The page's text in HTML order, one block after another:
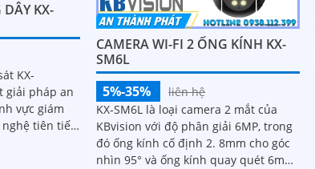
KX-
KX-
giải pháp an
vực giám
CAMERA WI-FI 2 ỐNG KÍNH KX-
SM6L
5%-35%
liên hệ
KX-SM6L là loại camera 2 mắt của
KBvision với độ phân giải 6MP, trong
đó ống kính cố định 2. 8mm cho góc
nhìn 95° và ống kính quay quét 6mm